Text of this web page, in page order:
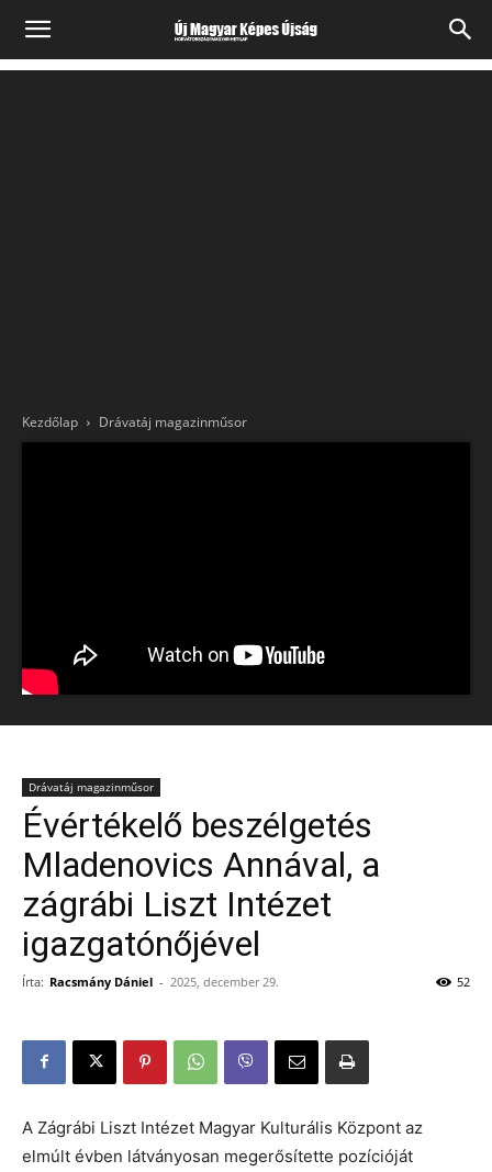
Kezdőlap Drávatáj magazinműsor
Drávatáj magazinműsor
Évértékelő beszélgetés
Mladenovics Annával, a
zágrábi Liszt Intézet
igazgatónőjével
Írta: Racsmány Dániel - 2025, december 29. 52
A Zágrábi Liszt Intézet Magyar Kulturális Központ az
elmúlt évben látványosan megerősítette pozícióját